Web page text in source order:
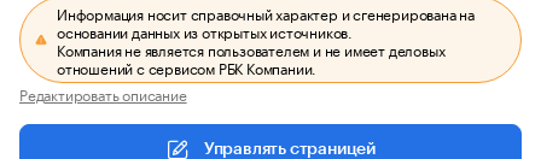
Информация носит справочный характер и сгенерирована на
основании данных из открытых источников.
Компания не является пользователем и не имеет деловых
отношений с сервисом РБК Компании.
Редактировать описание
Управлять страницей